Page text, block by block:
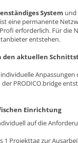
System und
eine permanente
Profi erforderlich. Für
entstehen.
den aktuellen
PRODICO.bridge
Einrichtung
auf die
1 Projekttag zur